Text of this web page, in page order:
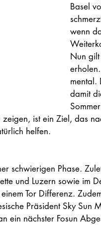
Basel
wenn
Nun gilt
mental.
damit
ist ein Ziel, das
helfen.
schwierigen Phase.
und Luzern sowie im
Tor Differenz.
Präsident Sky Sun
ein nächster Fosun